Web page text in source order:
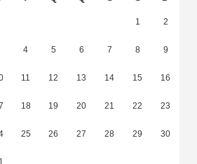
1 2
4 5 6 7 8 9
11 12 13 14 15 16
18 19 20 21 22 23
25 26 27 28 29 30